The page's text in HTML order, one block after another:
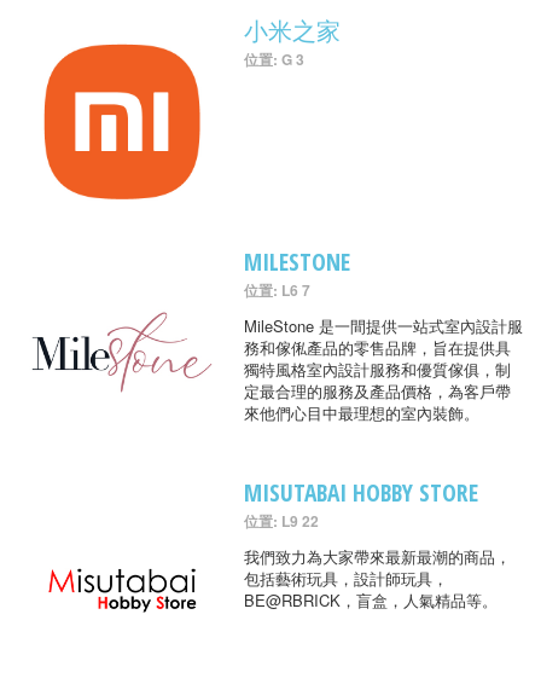
小米之家
位置: G 3
MILESTONE
位置: L6 7
MileStone 是一間提供一站式室內設計服
務和傢俬產品的零售品牌，旨在提供具
獨特風格室內設計服務和優質傢俱，制
定最合理的服務及產品價格，為客戶帶
來他們心目中最理想的室內裝飾。
MISUTABAI HOBBY STORE
位置: L9 22
我們致力為大家帶來最新最潮的商品，
包括藝術玩具，設計師玩具，
BE@RBRICK，盲盒，人氣精品等。